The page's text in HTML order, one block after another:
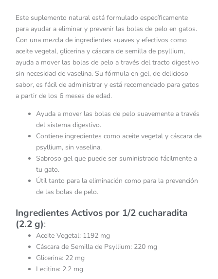
Este suplemento natural está formulado específicamente
para ayudar a eliminar y prevenir las bolas de pelo en gatos.
Con una mezcla de ingredientes suaves y efectivos como
aceite vegetal, glicerina y cáscara de semilla de psyllium,
ayuda a mover las bolas de pelo a través del tracto digestivo
sin necesidad de vaselina. Su fórmula en gel, de delicioso
sabor, es fácil de administrar y está recomendado para gatos
a partir de los 6 meses de edad.
Ayuda a mover las bolas de pelo suavemente a través
del sistema digestivo.
Contiene ingredientes como aceite vegetal y cáscara de
psyllium, sin vaselina.
Sabroso gel que puede ser suministrado fácilmente a
tu gato.
Útil tanto para la eliminación como para la prevención
de las bolas de pelo.
Ingredientes Activos por 1/2 cucharadita
(2.2 g):
Aceite Vegetal: 1192 mg
Cáscara de Semilla de Psyllium: 220 mg
Glicerina: 22 mg
Lecitina: 2.2 mg